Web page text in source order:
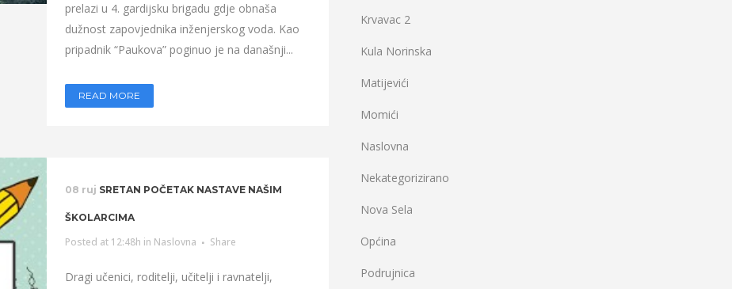
prelazi u 4. gardijsku brigadu gdje obnaša
dužnost zapovjednika inženjerskog voda. Kao
pripadnik “Paukova” poginuo je na današnji...
READ MORE
08 ruj SRETAN POČETAK NASTAVE NAŠIM
ŠKOLARCIMA
Posted at 12:48h in Naslovna Share
Dragi učenici, roditelji, učitelji i ravnatelji,
Krvavac 2
Kula Norinska
Matijevići
Momići
Naslovna
Nekategorizirano
Nova Sela
Općina
Podrujnica